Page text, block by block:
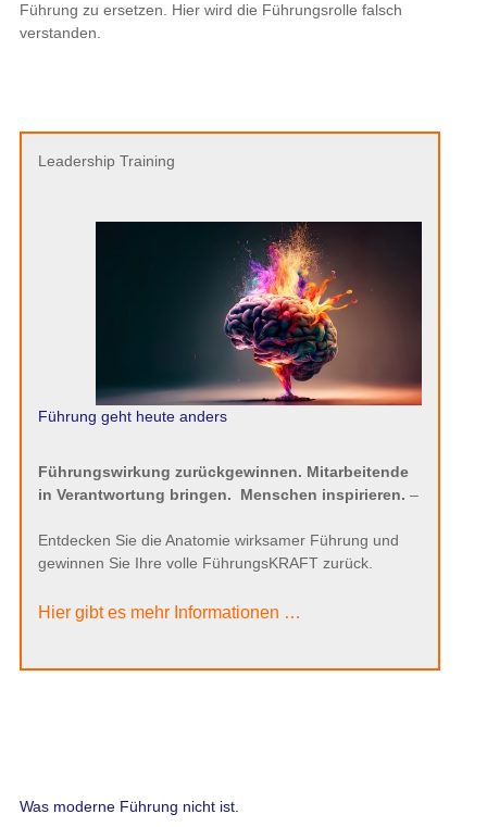
Führung zu ersetzen. Hier wird die Führungsrolle falsch
verstanden.
Leadership Training
Führung geht heute anders
Führungswirkung zurückgewinnen. Mitarbeitende
in Verantwortung bringen. Menschen inspirieren. –
Entdecken Sie die Anatomie wirksamer Führung und
gewinnen Sie Ihre volle FührungsKRAFT zurück.
Hier gibt es mehr Informationen …
Was moderne Führung nicht ist.